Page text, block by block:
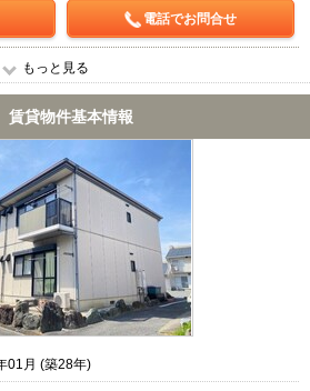
電話でお問合せ
もっと見る
貸物件基本情報
01月 (築28年)